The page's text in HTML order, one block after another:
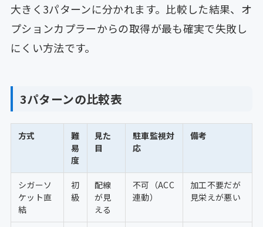
大きく3パターンに分かれます。比較した結果、オ
プションカプラーからの取得が最も確実で失敗し
にくい方法です。
3パターンの比較表
方式
難
易
度
見た
目
駐車監視対
応
備考
シガーソ
ケット直
結
初
級
配線
が見
える
不可（ACC
連動）
加工不要だが
見栄えが悪い